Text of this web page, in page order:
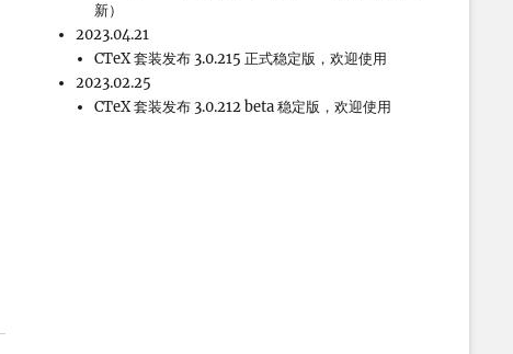
新）
2023.04.21
CTeX 套装发布 3.0.215 正式稳定版，欢迎使用
2023.02.25
CTeX 套装发布 3.0.212 beta 稳定版，欢迎使用